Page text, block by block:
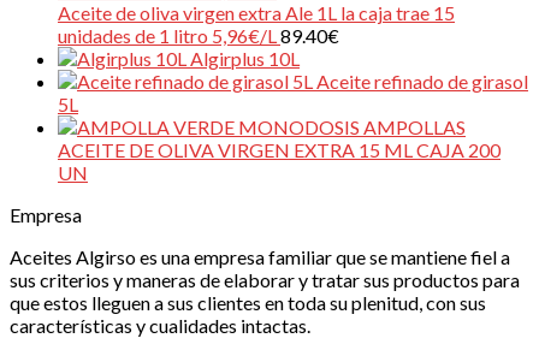
Aceite de oliva virgen extra Ale 1L la caja trae 15
unidades de 1 litro 5,96€/L89.40€
Algirplus 10L
Aceite refinado de girasol
5L
MONODOSIS AMPOLLAS
ACEITE DE OLIVA VIRGEN EXTRA 15 ML CAJA 200
UN
Empresa
Aceites Algirso es una empresa familiar que se mantiene fiel a
sus criterios y maneras de elaborar y tratar sus productos para
que estos lleguen a sus clientes en toda su plenitud, con sus
características y cualidades intactas.